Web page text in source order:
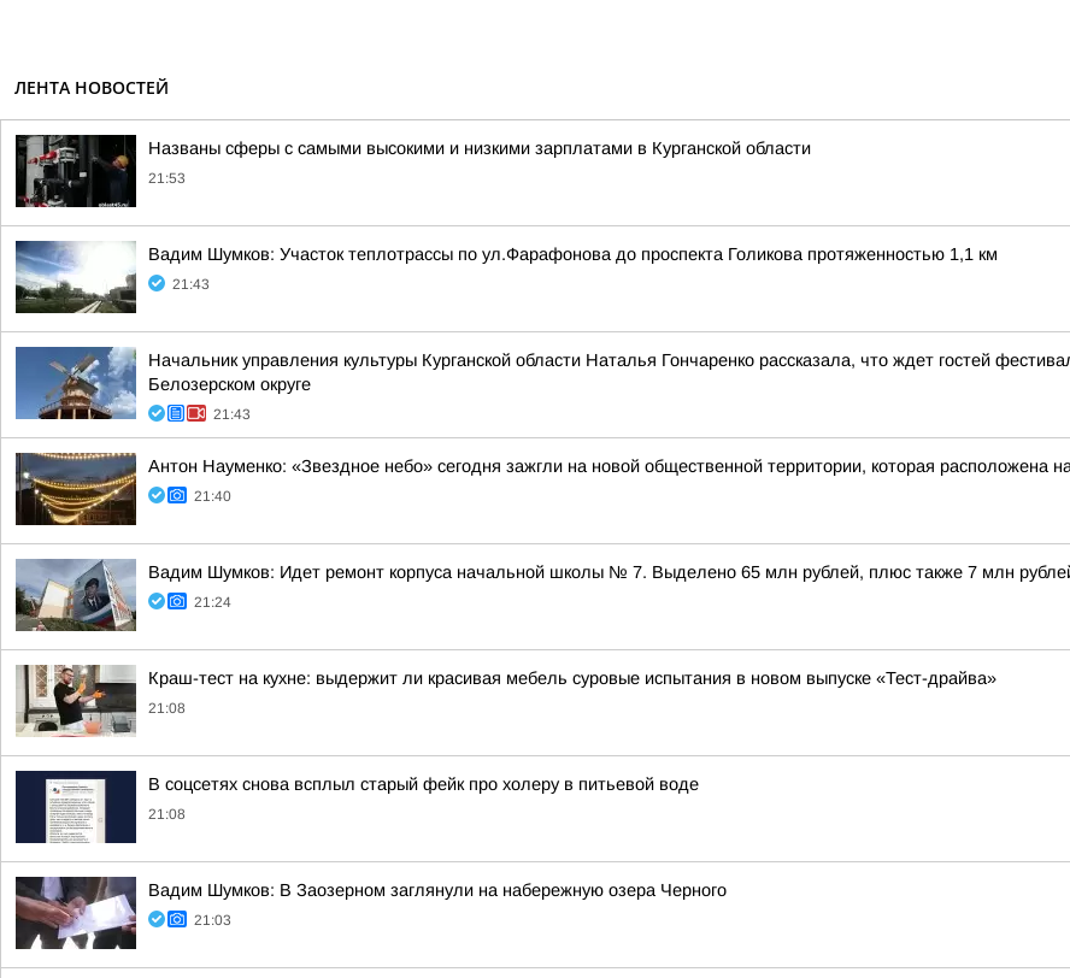
ЛЕНТА НОВОСТЕЙ
Названы сферы с самыми высокими и низкими зарплатами в Курганской области
21:53
Вадим Шумков: Участок теплотрассы по ул.Фарафонова до проспекта Голикова протяженностью 1,1 км
21:43
Начальник управления культуры Курганской области Наталья Гончаренко рассказала, что ждет гостей
Белозерском округе
21:43
Антон Науменко: «Звездное небо» сегодня зажгли на новой общественной территории, которая расположена
21:40
Вадим Шумков: Идет ремонт корпуса начальной школы № 7. Выделено 65 млн рублей, плюс также 7 млн
21:24
Краш-тест на кухне: выдержит ли красивая мебель суровые испытания в новом выпуске «Тест-драйва»
21:08
В соцсетях снова всплыл старый фейк про холеру в питьевой воде
21:08
Вадим Шумков: В Заозерном заглянули на набережную озера Черного
21:03